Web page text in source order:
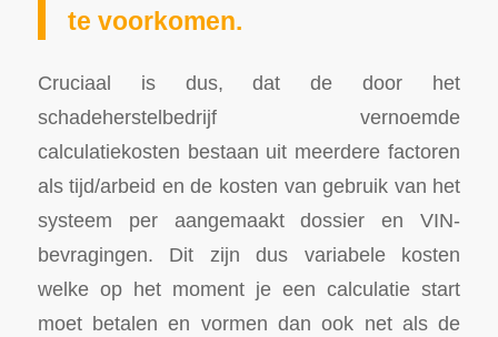
te voorkomen.
Cruciaal is dus, dat de door het
schadeherstelbedrijf vernoemde
calculatiekosten bestaan uit meerdere factoren
als tijd/arbeid en de kosten van gebruik van het
systeem per aangemaakt dossier en VIN-
bevragingen. Dit zijn dus variabele kosten
welke op het moment je een calculatie start
moet betalen en vormen dan ook net als de